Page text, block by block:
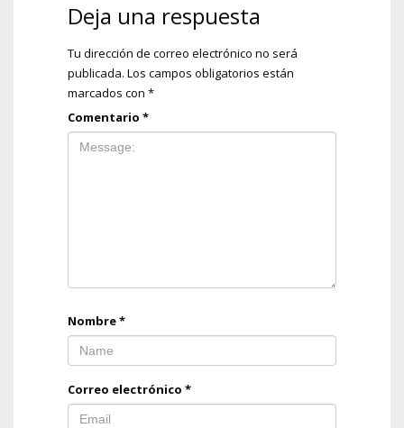
Deja una respuesta
Tu dirección de correo electrónico no será
publicada. Los campos obligatorios están
marcados con *
Comentario *
Nombre*
Correo electrónico *